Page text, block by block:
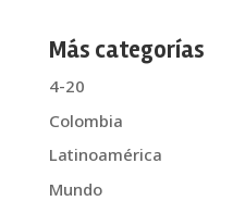
Más categorías
4-20
Colombia
Latinoamérica
Mundo